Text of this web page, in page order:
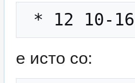
е исто со: